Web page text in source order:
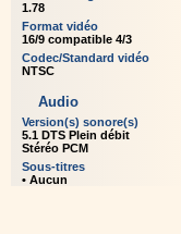
1.78
Format vidéo
16/9 compatible 4/3
Codec/Standard vidéo
NTSC
Audio
Version(s) sonore(s)
5.1 DTS Plein débit
Stéréo PCM
Sous-titres
• Aucun